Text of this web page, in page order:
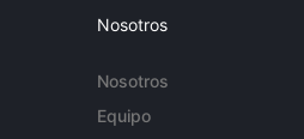
Nosotros
Nosotros
Equipo